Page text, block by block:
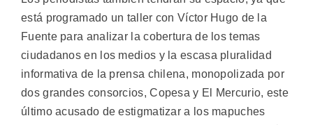
está programado un taller con Víctor Hugo de la
Fuente para analizar la cobertura de los temas
ciudadanos en los medios y la escasa pluralidad
informativa de la prensa chilena, monopolizada por
dos grandes consorcios, Copesa y El Mercurio, este
último acusado de estigmatizar a los mapuches